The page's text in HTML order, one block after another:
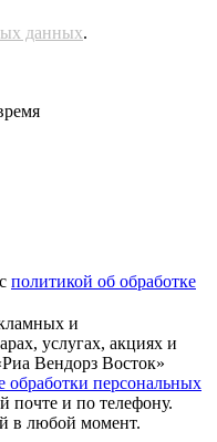
данных.
политикой об обработке
и
услугах, акциях и
Вендорз Восток»
обработки персональных
почте и по телефону.
в любой момент.